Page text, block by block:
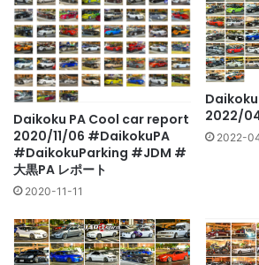
Daikoku PA Cool car report
2020/11/06 #DaikokuPA
#DaikokuParking #JDM #
大黒PA レポート
2020-11-11
2022/
2022-